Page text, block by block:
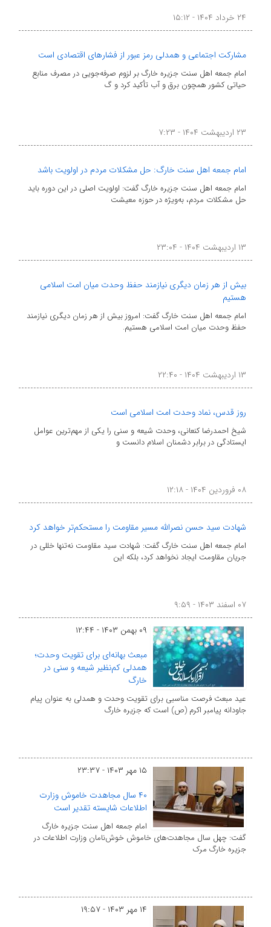
۲۴ خرداد ۱۴۰۴ - ۱۵:۱۲
مشارکت اجتماعی و همدلی رمز عبور از فشارهای اقتصادی است
امام جمعه اهل سنت جزیره خارگ بر لزوم صرفه‌جویی در مصرف منابع
حیاتی کشور همچون برق و آب تأکید کرد و گ
۲۳ اردیبهشت ۱۴۰۴ - ۷:۲۳
امام جمعه اهل سنت خارگ: حل مشکلات مردم در اولویت باشد
امام جمعه اهل سنت جزیره خارگ گفت: اولویت اصلی در این دوره باید
حل مشکلات مردم، به‌ویژه در حوزه معیشت
۱۳ اردیبهشت ۱۴۰۴ - ۲۳:۰۴
بیش از هر زمان دیگری نیازمند حفظ وحدت میان امت اسلامی
هستیم
امام جمعه اهل سنت خارگ گفت: امروز بیش از هر زمان دیگری نیازمند
حفظ وحدت میان امت اسلامی هستیم.
۱۳ اردیبهشت ۱۴۰۴ - ۲۲:۴۰
روز قدس، نماد وحدت امت اسلامی است
شیخ احمدرضا کنعانی، وحدت شیعه و سنی را یکی از مهم‌ترین عوامل
ایستادگی در برابر دشمنان اسلام دانست و
۰۸ فروردین ۱۴۰۴ - ۱۲:۱۸
شهادت سید حسن نصرالله مسیر مقاومت را مستحکم‌تر خواهد کرد
امام جمعه اهل سنت خارگ گفت: شهادت سید مقاومت نه‌تنها خللی در
جریان مقاومت ایجاد نخواهد کرد، بلکه این
۰۷ اسفند ۱۴۰۳ - ۹:۵۹
۰۹ بهمن ۱۴۰۳ - ۱۲:۴۴
مبعث بهانه‌ای برای تقویت وحدت؛
همدلی کم‌نظیر شیعه و سنی در
خارگ
عید مبعث فرصت مناسبی برای تقویت وحدت و همدلی به عنوان پیام
جاودانه پیامبر اکرم (ص) است که جزیره خارگ
۱۵ مهر ۱۴۰۳ - ۲۳:۳۷
۴۰ سال مجاهدت‌ خاموش وزارت
اطلاعات شایسته تقدیر است
امام جمعه اهل سنت جزیره خارگ
گفت: چهل سال مجاهدت‌های خاموش خوش‌نامان وزارت اطلاعات در
جزیره خارگ مرک
۱۴ مهر ۱۴۰۳ - ۱۹:۵۷